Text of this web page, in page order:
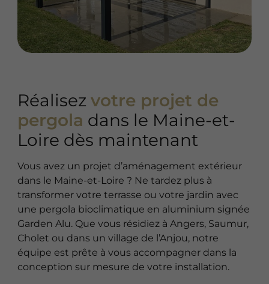
Réalisezvotre projet de
pergola dans le Maine-et-
Loire dès maintenant
Vous avez un projet d’aménagement extérieur
dans le Maine-et-Loire ? Ne tardez plus à
transformer votre terrasse ou votre jardin avec
une pergola bioclimatique en aluminium signée
Garden Alu. Que vous résidiez à Angers, Saumur,
Cholet ou dans un village de l’Anjou, notre
équipe est prête à vous accompagner dans la
conception sur mesure de votre installation.